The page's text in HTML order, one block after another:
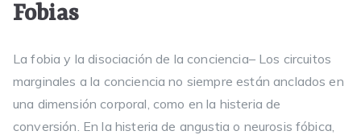
Fobias
La fobia y la disociación de la conciencia– Los circuitos
marginales a la conciencia no siempre están anclados en
una dimensión corporal, como en la histeria de
conversión. En la histeria de angustia o neurosis fóbica,